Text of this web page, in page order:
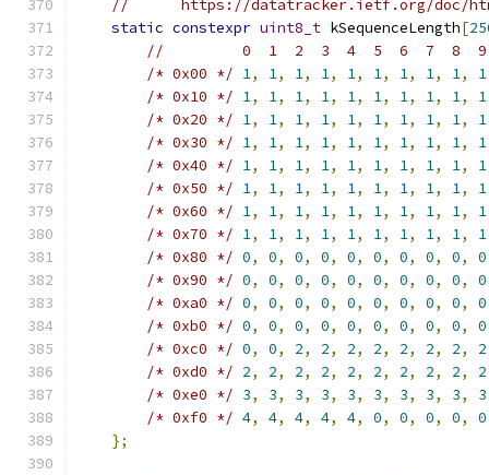
//      https://datatracker.ietf.org/doc/
static constexpr uint8_t kSequenceLength[
//         0  1  2  3  4  5  6  7  8
/* 0x00 */ 1, 1, 1, 1, 1, 1, 1, 1, 1, 1
/* 0x10 */ 1, 1, 1, 1, 1, 1, 1, 1, 1, 1
/* 0x20 */ 1, 1, 1, 1, 1, 1, 1, 1, 1, 1
/* 0x30 */ 1, 1, 1, 1, 1, 1, 1, 1, 1, 1
/* 0x40 */ 1, 1, 1, 1, 1, 1, 1, 1, 1, 1
/* 0x50 */ 1, 1, 1, 1, 1, 1, 1, 1, 1, 1
/* 0x60 */ 1, 1, 1, 1, 1, 1, 1, 1, 1, 1
/* 0x70 */ 1, 1, 1, 1, 1, 1, 1, 1, 1, 1
/* 0x80 */ 0, 0, 0, 0, 0, 0, 0, 0, 0, 0
/* 0x90 */ 0, 0, 0, 0, 0, 0, 0, 0, 0, 0
/* 0xa0 */ 0, 0, 0, 0, 0, 0, 0, 0, 0, 0
/* 0xb0 */ 0, 0, 0, 0, 0, 0, 0, 0, 0, 0
/* 0xc0 */ 0, 0, 2, 2, 2, 2, 2, 2, 2, 2
/* 0xd0 */ 2, 2, 2, 2, 2, 2, 2, 2, 2, 2
/* 0xe0 */ 3, 3, 3, 3, 3, 3, 3, 3, 3, 3
/* 0xf0 */ 4, 4, 4, 4, 4, 0, 0, 0, 0, 0
};